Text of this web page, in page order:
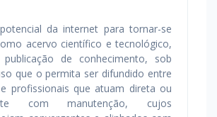
da internet para tornar-se
acervo científico e tecnológico,
de conhecimento, sob
que o permita ser difundido entre
profissionais que atuam direta ou
com manutenção, cujos